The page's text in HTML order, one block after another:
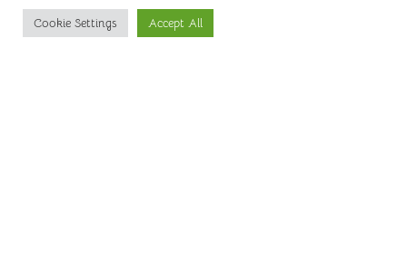
Cookie Settings Accept All